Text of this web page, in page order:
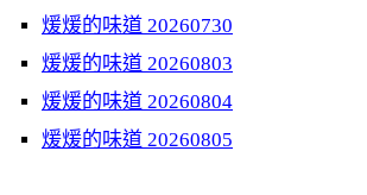
煖煖的味道 20260730
煖煖的味道 20260803
煖煖的味道 20260804
煖煖的味道 20260805